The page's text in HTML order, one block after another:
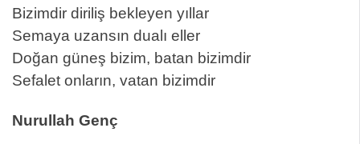
Bizimdir diriliş bekleyen yıllar
Semaya uzansın dualı eller
Doğan güneş bizim, batan bizimdir
Sefalet onların, vatan bizimdir
Nurullah Genç